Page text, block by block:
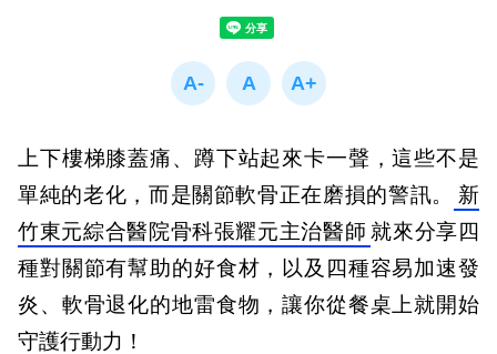
上下樓梯膝蓋痛、蹲下站起來卡一聲，這些不是
單純的老化，而是關節軟骨正在磨損的警訊。
新
竹東元綜合醫院骨科張耀元主治醫師 就來分享四
種對關節有幫助的好食材，以及四種容易加速發
炎、軟骨退化的地雷食物，讓你從餐桌上就開始
守護行動力！